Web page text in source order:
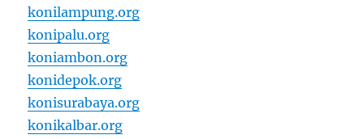
konilampung.org
konipalu.org
koniambon.org
konidepok.org
konisurabaya.org
konikalbar.org